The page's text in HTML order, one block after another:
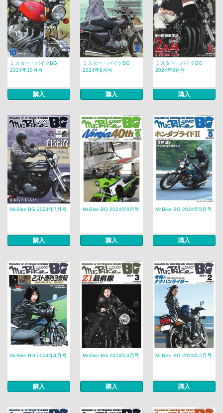
ミスター・バイクBG
2024年10月号
購入
ミスター・バイクBG
2024年9月号
購入
ミスター・バイクBG
2024年8月号
購入
Mr.Bike BG 2024年7月号
購入
Mr.Bike BG 2024年6月号
購入
Mr.Bike BG 2024年5月号
購入
Mr.Bike BG 2024年4月号
購入
Mr.Bike BG 2024年3月号
購入
Mr.Bike BG 2024年2月号
購入